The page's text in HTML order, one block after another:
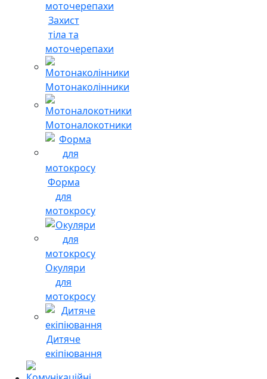
Захист
тіла та
моточерепахи
Мотонаколінники
Мотоналокотники
Форма
для
мотокросу
Окуляри
для
мотокросу
Дитяче
екіпіювання